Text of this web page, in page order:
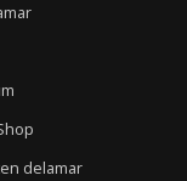
delamar